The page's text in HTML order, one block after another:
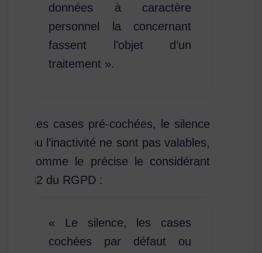
données à caractère
personnel la concernant
fassent l’objet d’un
traitement ».
Les cases pré-cochées, le silence
ou l’inactivité ne sont pas valables,
comme le précise le considérant
32 du RGPD :
« Le silence, les cases
cochées par défaut ou